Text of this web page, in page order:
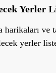
Yerler
harikaları
yerler